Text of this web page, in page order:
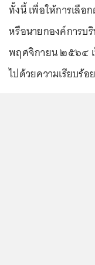
ทั้งนี้ เพื่อให้การเลือ
หรือนายกองค์การบ
พฤศจิกายน ๒๕๖๔ เ
ไปด้วยความเรียบร้อ